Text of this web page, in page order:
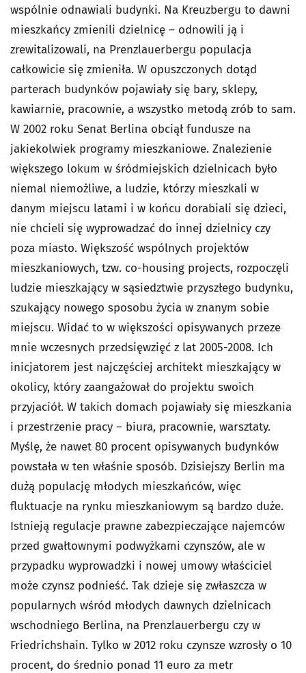
wspólnie odnawiali budynki. Na Kreuzbergu to dawni
mieszkańcy zmienili dzielnicę – odnowili ją i
zrewitalizowali, na Prenzlauerbergu populacja
całkowicie się zmieniła. W opuszczonych dotąd
parterach budynków pojawiały się bary, sklepy,
kawiarnie, pracownie, a wszystko metodą zrób to sam.
W 2002 roku Senat Berlina obciął fundusze na
jakiekolwiek programy mieszkaniowe. Znalezienie
większego lokum w śródmiejskich dzielnicach było
niemal niemożliwe, a ludzie, którzy mieszkali w
danym miejscu latami i w końcu dorabiali się dzieci,
nie chcieli się wyprowadzać do innej dzielnicy czy
poza miasto. Większość wspólnych projektów
mieszkaniowych, tzw. co-housing projects, rozpoczęli
ludzie mieszkający w sąsiedztwie przyszłego budynku,
szukający nowego sposobu życia w znanym sobie
miejscu. Widać to w większości opisywanych przeze
mnie wczesnych przedsięwzięć z lat 2005-2008. Ich
inicjatorem jest najczęściej architekt mieszkający w
okolicy, który zaangażował do projektu swoich
przyjaciół. W takich domach pojawiały się mieszkania
i przestrzenie pracy – biura, pracownie, warsztaty.
Myślę, że nawet 80 procent opisywanych budynków
powstała w ten właśnie sposób. Dzisiejszy Berlin ma
dużą populację młodych mieszkańców, więc
fluktuacje na rynku mieszkaniowym są bardzo duże.
Istnieją regulacje prawne zabezpieczające najemców
przed gwałtownymi podwyżkami czynszów, ale w
przypadku wyprowadzki i nowej umowy właściciel
może czynsz podnieść. Tak dzieje się zwłaszcza w
popularnych wśród młodych dawnych dzielnicach
wschodniego Berlina, na Prenzlauerbergu czy w
Friedrichshain. Tylko w 2012 roku czynsze wzrosły o 10
procent, do średnio ponad 11 euro za metr